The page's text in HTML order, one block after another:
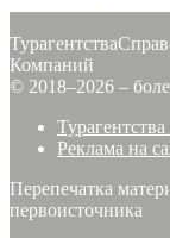
Турагентства
Компаний
© 2018–2026 –
Реклама на
Перепечатка
первоисточника